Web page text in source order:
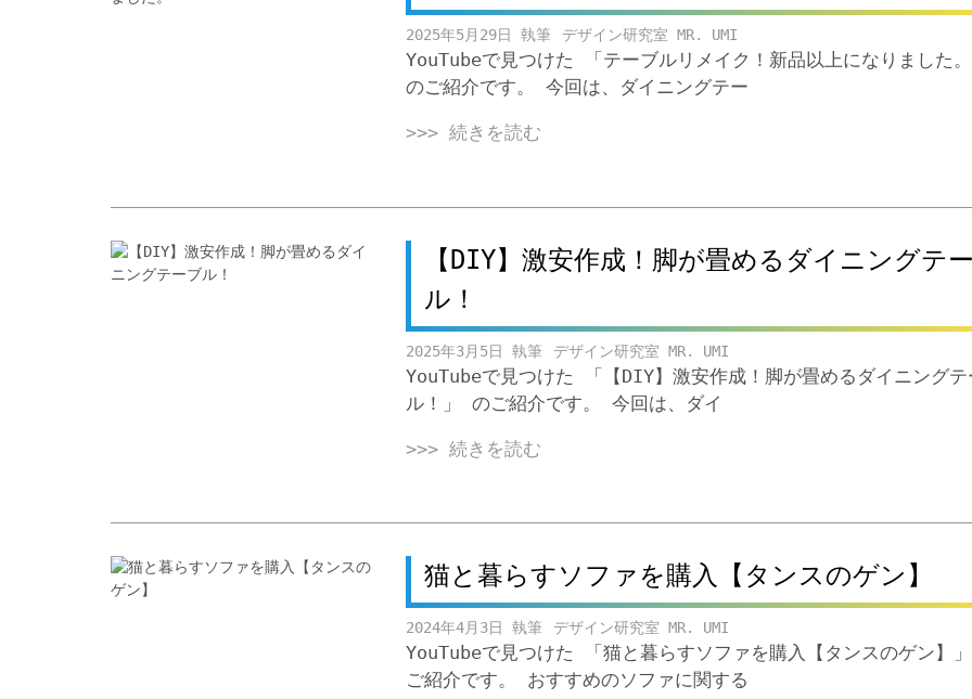
2025年5月29日 デザイン研究室 MR. UMI
YouTubeで見つけた 「テーブルリメイク！新品以上になりました。
のご紹介です。 今回は、ダイニングテー
>>> 続きを読む
【DIY】激安作成！脚が畳めるダイニングテ
ル！
2025年3月5日 デザイン研究室 MR. UMI
YouTubeで見つけた 「【DIY】激安作成！脚が畳めるダイニングテ
ル！」 のご紹介です。 今回は、ダイ
>>> 続きを読む
猫と暮らすソファを購入【タンスのゲン】
2024年4月3日 デザイン研究室 MR. UMI
YouTubeで見つけた 「猫と暮らすソファを購入【タンスのゲン】
ご紹介です。 おすすめのソファに関する